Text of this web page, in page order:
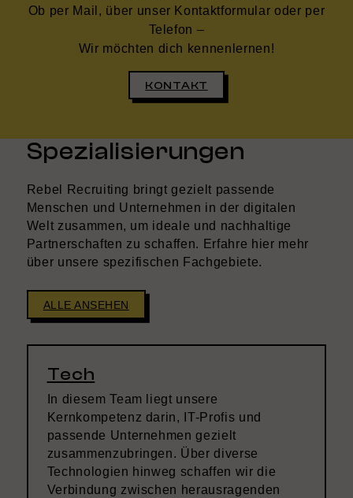
Ob per Mail, über unser Kontaktformular oder per
Telefon –
Wir möchten dich kennenlernen!
KONTAKT
Spezialisierungen
Rebel Recruiting bringt gezielt passende
Menschen und Unternehmen in der digitalen
Welt zusammen, um ideale und nachhaltige
Partnerschaften zu schaffen. Erfahre hier mehr
über unsere spezifischen Fachgebiete.
ALLE ANSEHEN
Tech
In diesem Team liegt unsere
Kernkompetenz darin, IT-Profis und
passende Unternehmen gezielt
zusammenzubringen. Über diverse
Technologien hinweg schaffen wir die
Verbindung zwischen herausragenden